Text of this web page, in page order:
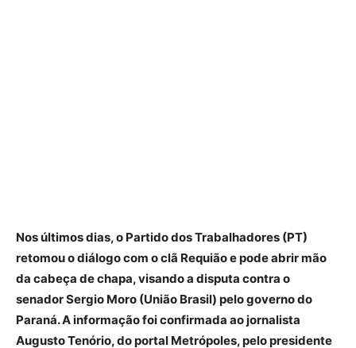
Nos últimos dias, o Partido dos Trabalhadores (PT)
retomou o diálogo com o clã Requião e pode abrir mão
da cabeça de chapa, visando a disputa contra o
senador Sergio Moro (União Brasil) pelo governo do
Paraná. A informação foi confirmada ao jornalista
Augusto Tenório, do portal Metrópoles, pelo presidente